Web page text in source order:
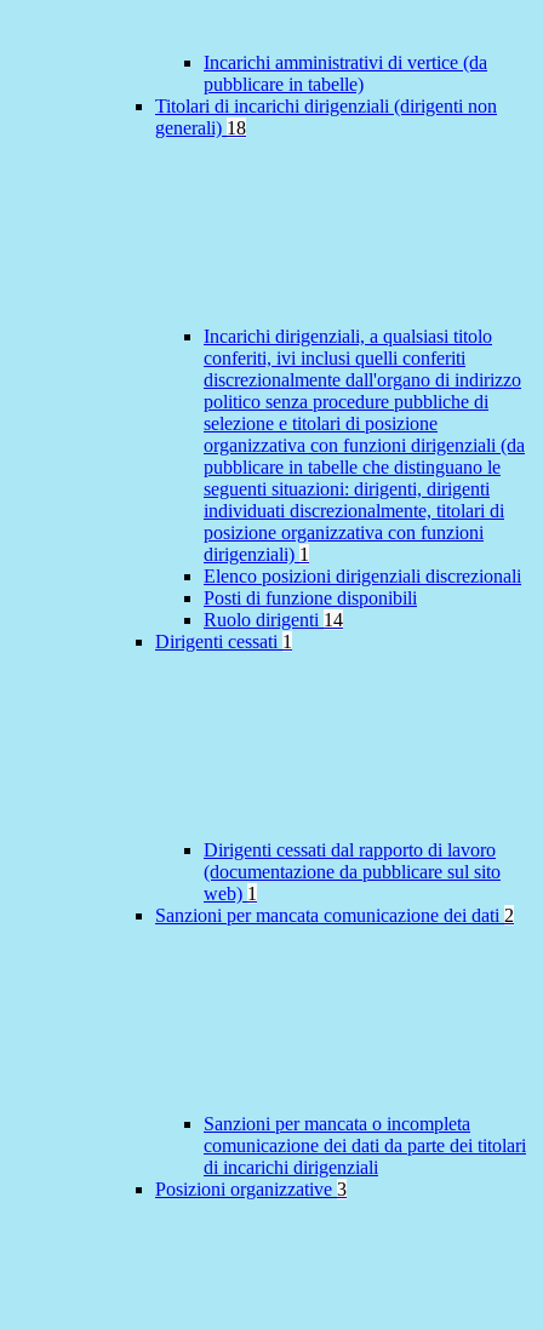
Incarichi amministrativi di vertice (da
pubblicare in tabelle)
Titolari di incarichi dirigenziali (dirigenti non
generali) 18
Incarichi dirigenziali, a qualsiasi titolo
conferiti, ivi inclusi quelli conferiti
discrezionalmente dall'organo di indirizzo
politico senza procedure pubbliche di
selezione e titolari di posizione
organizzativa con funzioni dirigenziali (da
pubblicare in tabelle che distinguano le
seguenti situazioni: dirigenti, dirigenti
individuati discrezionalmente, titolari di
posizione organizzativa con funzioni
dirigenziali) 1
Elenco posizioni dirigenziali discrezionali
Posti di funzione disponibili
Ruolo dirigenti 14
Dirigenti cessati 1
Dirigenti cessati dal rapporto di lavoro
(documentazione da pubblicare sul sito
web) 1
Sanzioni per mancata comunicazione dei dati 2
Sanzioni per mancata o incompleta
comunicazione dei dati da parte dei titolari
di incarichi dirigenziali
Posizioni organizzative 3